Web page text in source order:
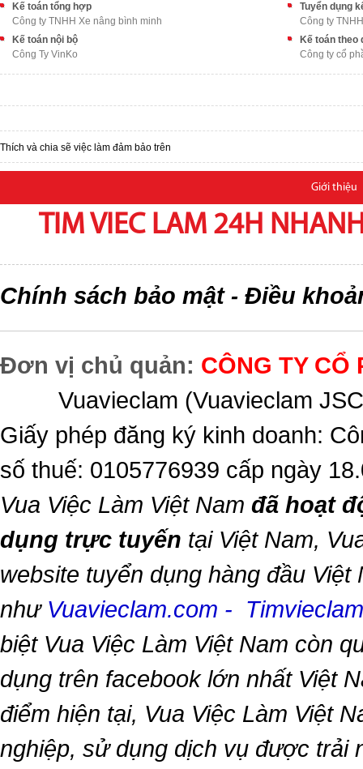
Kế toán tổng hợp
Công ty TNHH Xe nâng bình minh
Tuyển dụng
Công ty
Kế toán nội bộ
Công Ty VinKo
Kế toán theo
Công ty cổ
Thích và chia sẽ việc làm đảm bảo trên
Giới thiệu
TIM VIEC LAM 24H
Chính sách bảo mật- Điều
Đơn vị chủ quản: CÔNG TY CỔ
Vuavieclam (Vuavieclam
Giấy phép đăng ký kinh doanh:
số thuế: 0105776939 cấp ngày
Vua Việc Làm Việt Nam đã hoạt
dụng trực tuyến tại Việt Nam,
website tuyển dụng hàng đầu Việt
như Vuavieclam.com -
biệt Vua Việc Làm Việt Nam còn
dụng trên facebook lớn nhất Việt
điểm hiện tại, Vua Việc Làm Việt
nghiệp, sử dụng dịch vụ được trải